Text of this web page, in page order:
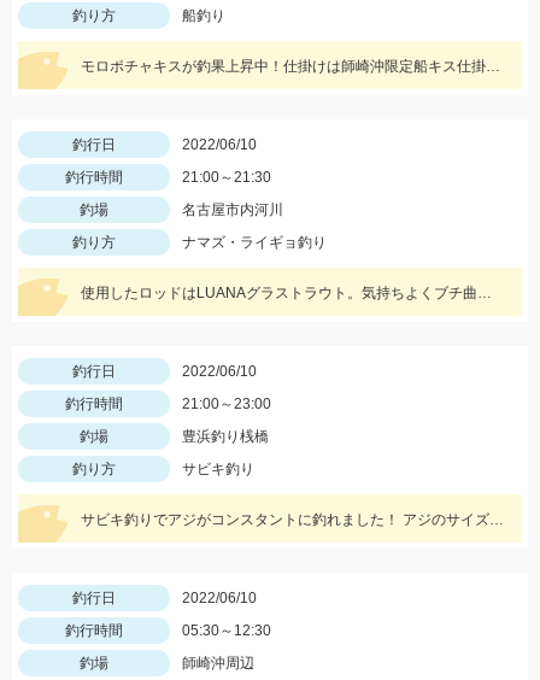
釣り方 船釣り
モロポチャキスが釣果上昇中！仕掛けは師崎沖限定船キス仕掛けを使用。最大21㎝のモロポチャキスGET♪
釣行日
2022/06/10
釣行時間
21:00～21:30
釣場
名古屋市内河川
釣り方
ナマズ・ライギョ釣り
使用したロッドはLUANAグラストラウト。気持ちよくブチ曲がってくれますよ♪
釣行日
2022/06/10
釣行時間
21:00～23:00
釣場
豊浜釣り桟橋
釣り方
サビキ釣り
サビキ釣りでアジがコンスタントに釣れました！ アジのサイズはムラがあるためサビキ仕掛けは3～4号がオススメ！！
釣行日
2022/06/10
釣行時間
05:30～12:30
釣場
師崎沖周辺